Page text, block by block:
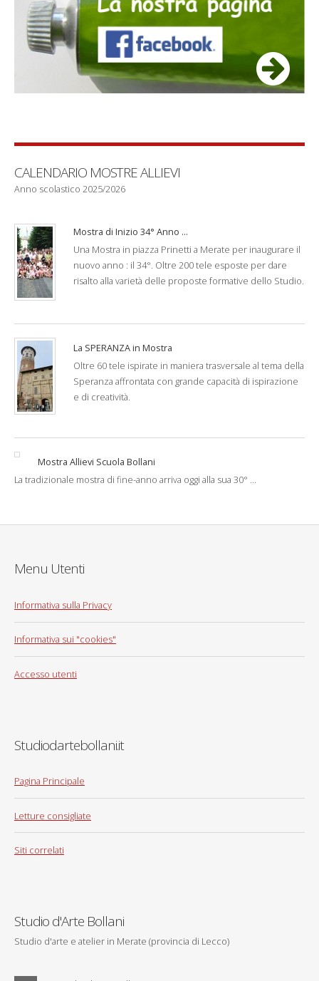
CALENDARIO MOSTRE ALLIEVI
Anno scolastico 2025/2026
Mostra di Inizio 34° Anno ...
Una Mostra in piazza Prinetti a Merate per inaugurare il
nuovo anno : il 34°. Oltre 200 tele esposte per dare
risalto alla varietà delle proposte formative dello Studio.
La SPERANZA in Mostra
Oltre 60 tele ispirate in maniera trasversale al tema della
Speranza affrontata con grande capacità di ispirazione
e di creatività.
Mostra Allievi Scuola Bollani
La tradizionale mostra di fine-anno arriva oggi alla sua 30° ...
Menu Utenti
Informativa sulla Privacy
Informativa sui "cookies"
Accesso utenti
Studiodartebollani.it
Pagina Principale
Letture consigliate
Siti correlati
Studio d'Arte Bollani
Studio d'arte e atelier in Merate (provincia di Lecco)